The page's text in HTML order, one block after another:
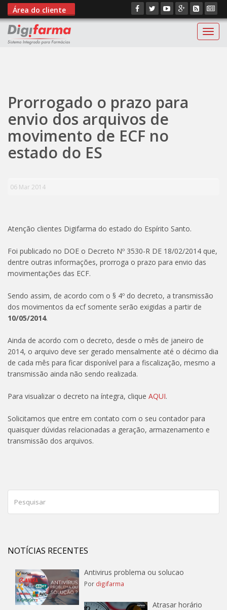
Área do cliente
Prorrogado o prazo para
envio dos arquivos de
movimento de ECF no
estado do ES
06 Mar 2014
Atenção clientes Digifarma do estado do Espírito Santo.
Foi publicado no DOE o Decreto Nº 3530-R DE 18/02/2014 que,
dentre outras informações, prorroga o prazo para envio das
movimentações das ECF.
Sendo assim, de acordo com o § 4º do decreto, a transmissão
dos movimentos da ecf somente serão exigidas a partir de
10/05/2014.
Ainda de acordo com o decreto, desde o mês de janeiro de
2014, o arquivo deve ser gerado mensalmente até o décimo dia
de cada mês para ficar disponível para a fiscalização, mesmo a
transmissão ainda não sendo realizada.
Para visualizar o decreto na íntegra, clique AQUI.
Solicitamos que entre em contato com o seu contador para
quaisquer dúvidas relacionadas a geração, armazenamento e
transmissão dos arquivos.
NOTÍCIAS RECENTES
Antivirus problema ou solucao
Por digifarma
Atrasar horário